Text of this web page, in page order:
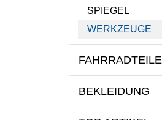
SPIEGEL
WERKZEUGE
FAHRRADTEILE
BEKLEIDUNG